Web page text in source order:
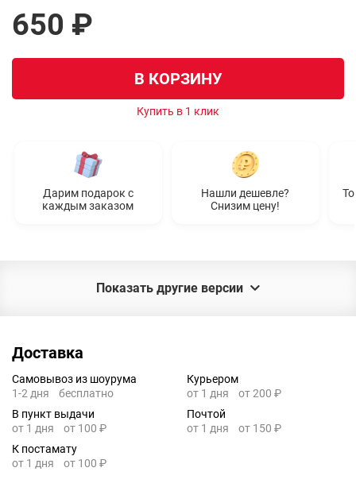
650 ₽
В КОРЗИНУ
Купить в 1 клик
Дарим подарок с
каждым заказом
Нашли дешевле?
Снизим цену!
Показать другие версии
Доставка
Самовывоз из шоурума
1-2 дня
бесплатно
Курьером
от 1 дня
от 200 ₽
В пункт выдачи
от 1 дня
от 100 ₽
Почтой
от 1 дня
от 150 ₽
К постамату
от 1 дня
от 100 ₽